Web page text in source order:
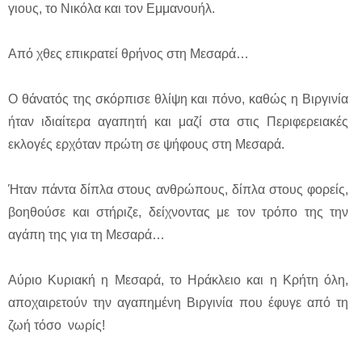
γιους, το Νικόλα και τον Εμμανουήλ.
Από χθες επικρατεί θρήνος στη Μεσαρά…
Ο θάνατός της σκόρπισε θλίψη και πόνο, καθώς η Βιργινία
ήταν ιδιαίτερα αγαπητή και μαζί στα στις Περιφερειακές
εκλογές ερχόταν πρώτη σε ψήφους στη Μεσαρά.
Ήταν πάντα δίπλα στους ανθρώπους, δίπλα στους φορείς,
βοηθούσε και στήριζε, δείχνοντας με τον τρόπο της την
αγάπη της για τη Μεσαρά…
Αύριο Κυριακή η Μεσαρά, το Ηράκλειο και η Κρήτη όλη,
αποχαιρετούν την αγαπημένη Βιργινία που έφυγε από τη
ζωή τόσο νωρίς!